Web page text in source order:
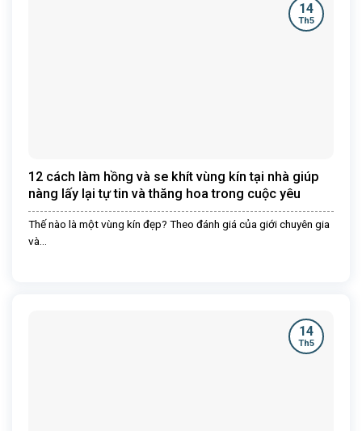
12 cách làm hồng và se khít vùng kín tại nhà giúp
nàng lấy lại tự tin và thăng hoa trong cuộc yêu
Thế nào là một vùng kín đẹp? Theo đánh giá của giới chuyên gia
và...
14
Th5
14
Th5